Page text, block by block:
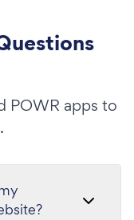
POWR apps to